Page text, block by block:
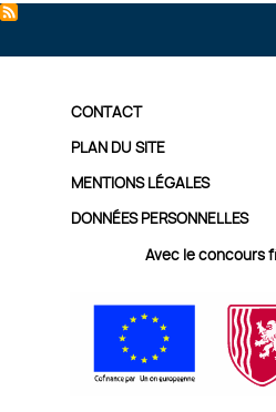
PIED
DE
PAGE
CONTACT
PLAN DU SITE
MENTIONS LÉGALES
DONNÉES PERSONNELLES
Avec le concours